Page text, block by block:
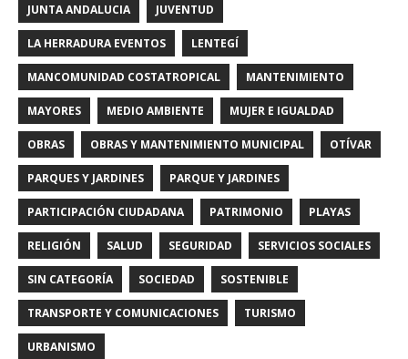
JUNTA ANDALUCIA JUVENTUD
LA HERRADURA EVENTOS LENTEGÍ
MANCOMUNIDAD COSTATROPICAL MANTENIMIENTO
MAYORES MEDIO AMBIENTE MUJER E IGUALDAD
OBRAS OBRAS Y MANTENIMIENTO MUNICIPAL OTÍVAR
PARQUES Y JARDINES PARQUE Y JARDINES
PARTICIPACIÓN CIUDADANA PATRIMONIO PLAYAS
RELIGIÓN SALUD SEGURIDAD SERVICIOS SOCIALES
SIN CATEGORÍA SOCIEDAD SOSTENIBLE
TRANSPORTE Y COMUNICACIONES TURISMO
URBANISMO